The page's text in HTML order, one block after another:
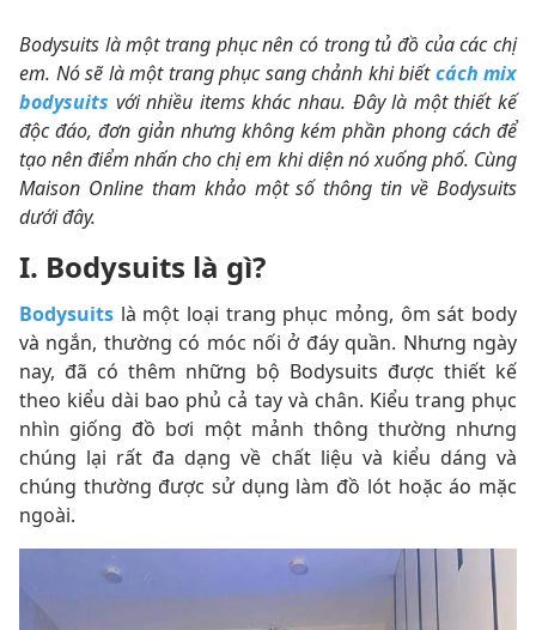
Bodysuits là một trang phục nên có trong tủ đồ của các chị
em. Nó sẽ là một trang phục sang chảnh khi biếtcách mix
bodysuits với nhiều items khác nhau. Đây là một thiết kế
độc đáo, đơn giản nhưng không kém phần phong cách để
tạo nên điểm nhấn cho chị em khi diện nó xuống phố. Cùng
Maison Online tham khảo một số thông tin về Bodysuits
dưới đây.
I. Bodysuits là gì?
Bodysuits là một loại trang phục mỏng, ôm sát body
và ngắn, thường có móc nối ở đáy quần. Nhưng ngày
nay, đã có thêm những bộ Bodysuits được thiết kế
theo kiểu dài bao phủ cả tay và chân. Kiểu trang phục
nhìn giống đồ bơi một mảnh thông thường nhưng
chúng lại rất đa dạng về chất liệu và kiểu dáng và
chúng thường được sử dụng làm đồ lót hoặc áo mặc
ngoài.